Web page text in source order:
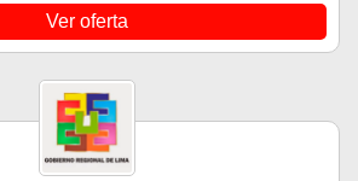
Ver oferta